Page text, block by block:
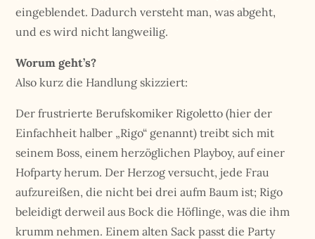
eingeblendet. Dadurch versteht man, was abgeht,
und es wird nicht langweilig.
Worum geht’s?
Also kurz die Handlung skizziert:
Der frustrierte Berufskomiker Rigoletto (hier der
Einfachheit halber „Rigo“ genannt) treibt sich mit
seinem Boss, einem herzöglichen Playboy, auf einer
Hofparty herum. Der Herzog versucht, jede Frau
aufzureißen, die nicht bei drei aufm Baum ist; Rigo
beleidigt derweil aus Bock die Höflinge, was die ihm
krumm nehmen. Einem alten Sack passt die Party